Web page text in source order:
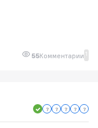
55Комментарии 1